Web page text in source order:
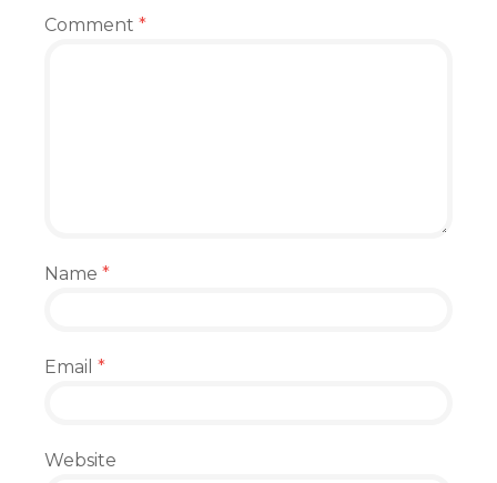
Comment *
Name *
Email *
Website